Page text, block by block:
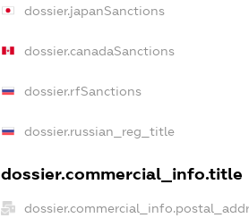
dossier.japanSanctions
dossier.canadaSanctions
dossier.rfSanctions
dossier.russian_reg_title
dossier.commercial_info.title